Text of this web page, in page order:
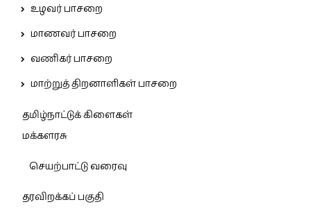
உழவர் பாசறை
மாணவர் பாசறை
வணிகர் பாசறை
மாற்றுத் திறனாளிகள் பாசறை
தமிழ்நாட்டுக் கிளைகள்
மக்களரசு
செயற்பாட்டு வரைவு
தரவிறக்கப் பகுதி